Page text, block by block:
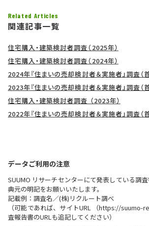
Related Articles
関連記事一覧
住宅購入・建築検討者調査（2025年）
住宅購入・建築検討者調査（2024年）
2024年『住まいの売却検討者＆実施者』調査（
2023年『住まいの売却検討者＆実施者』調査（
住宅購入・建築検討者調査 （2023年）
2022年『住まいの売却検討者＆実施者』調査（
データご利用の注意
SUUMO リサーチセンターにて発表している調
典元の明記をお願いいたします。
記載例：調査名／(株)リクルート調べ
（可能であれば、サイトURL （https://suumo-
査報告書のURLも追記してください）